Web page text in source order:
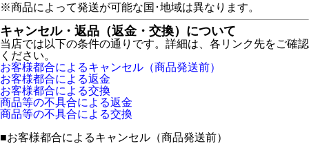
※商品によって発送が可能な国･地域は異なります。
キャンセル・返品（返金・交換）について
当店では以下の条件の通りです。詳細は、各リンク先をご確認
ください。
お客様都合によるキャンセル（商品発送前）
お客様都合による返金
お客様都合による交換
商品等の不具合による返金
商品等の不具合による交換
■お客様都合によるキャンセル（商品発送前）